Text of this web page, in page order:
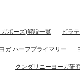
ガポーズ)解説一覧 ピラ
ガ ハーフプライマリー
クンダリニーヨーガ研